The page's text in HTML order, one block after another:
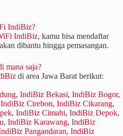
IndiBiz?
IndiBiz, kamu bisa mendaftar
dibantu hingga pemasangan.
mana saja?
di area Jawa Barat berikut:
, IndiBiz Bekasi, IndiBiz Bogor,
IndiBiz Cirebon, IndiBiz Cikarang,
, IndiBiz Cimahi, IndiBiz Depok,
, IndiBiz Karawang, IndiBiz
Pangandaran, IndiBiz